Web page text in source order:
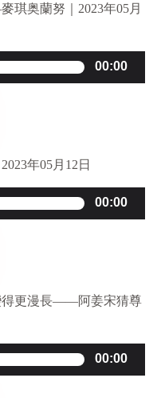
琪奥蘭努｜2023年05月
00:00
年05月12日
00:00
得更漫長——阿姜宋猜尊
00:00